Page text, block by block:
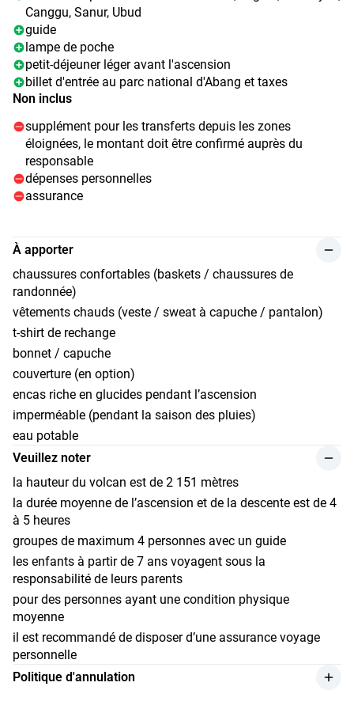
Canggu, Sanur, Ubud
guide
lampe de poche
petit-déjeuner léger avant l'ascension
billet d'entrée au parc national d'Abang et taxes
Non inclus
supplément pour les transferts depuis les zones
éloignées, le montant doit être confirmé auprès du
responsable
dépenses personnelles
assurance
À apporter
chaussures confortables (baskets / chaussures de
randonnée)
vêtements chauds (veste / sweat à capuche / pantalon)
t-shirt de rechange
bonnet / capuche
couverture (en option)
encas riche en glucides pendant l’ascension
imperméable (pendant la saison des pluies)
eau potable
Veuillez noter
la hauteur du volcan est de 2 151 mètres
la durée moyenne de l’ascension et de la descente est de 4
à 5 heures
groupes de maximum 4 personnes avec un guide
les enfants à partir de 7 ans voyagent sous la
responsabilité de leurs parents
pour des personnes ayant une condition physique
moyenne
il est recommandé de disposer d’une assurance voyage
personnelle
Politique d'annulation